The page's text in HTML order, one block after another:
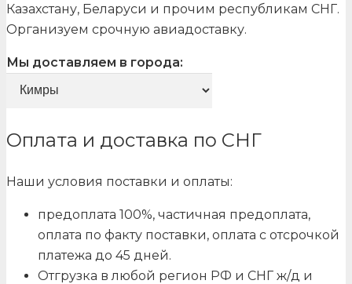
Казахстану, Беларуси и прочим республикам СНГ.
Организуем срочную авиадоставку.
Мы доставляем в города:
Оплата и доставка по СНГ
Наши условия поставки и оплаты:
предоплата 100%, частичная предоплата,
оплата по факту поставки, оплата с отсрочкой
платежа до 45 дней.
Отгрузка в любой регион РФ и СНГ ж/д и